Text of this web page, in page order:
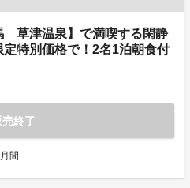
草津温泉】で満喫する閑静
特別価格で！2名1泊朝食付
売終了
間